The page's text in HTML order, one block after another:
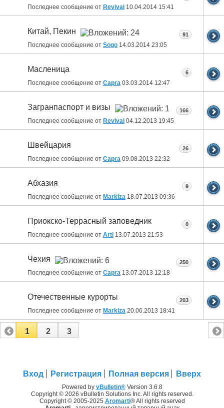
Последнее сообщение от Revival 10.04.2014 15:41
Китай, Пекин
Последнее сообщение от Sogo 14.03.2014 23:05
91
Масленица
Последнее сообщение от Capra 03.03.2014 12:47
6
Загранпаспорт и визы
Последнее сообщение от Revival 04.12.2013 19:45
166
Швейцария
Последнее сообщение от Capra 09.08.2013 22:32
26
Абхазия
Последнее сообщение от Markiza 18.07.2013 09:36
9
Приокско-Террасный заповедник
Последнее сообщение от Arti 13.07.2013 21:53
0
Чехия
Последнее сообщение от Capra 13.07.2013 12:18
250
Отечественные курорты
Последнее сообщение от Markiza 20.06.2013 18:41
203
1 2 3
Вход Регистрация Полная версия Вверх
Powered by vBulletin®Version 3.6.8
Copyright © 2026 vBulletin Solutions Inc. All rights reserved.
Copyright © 2005-2025 Aromarti® All rights reserved